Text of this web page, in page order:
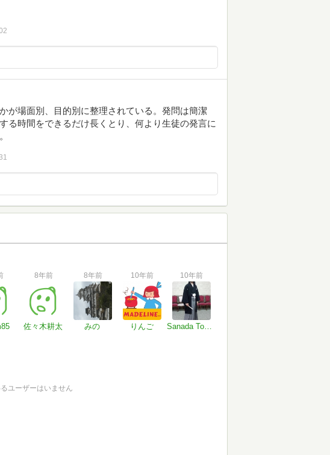
が場面別、目的別に整理されている。発問は簡潔
る時間をできるだけ長くとり、何より生徒の発言に
8年前
佐々木耕太
8年前
みの
10年前
りんご
10年前
Sanada Tomoki
ユーザーはいません